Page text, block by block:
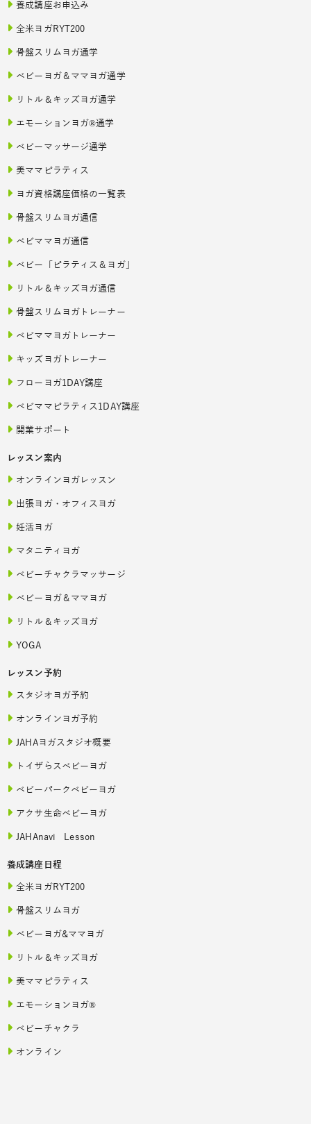
養成講座お申込み
全米ヨガRYT200
骨盤スリムヨガ通学
ベビーヨガ＆ママヨガ通学
リトル＆キッズヨガ通学
エモーションヨガ®通学
ベビーマッサージ通学
美ママピラティス
ヨガ資格講座価格の一覧表
骨盤スリムヨガ通信
ベビママヨガ通信
ベビー「ピラティス＆ヨガ」
リトル＆キッズヨガ通信
骨盤スリムヨガトレーナー
ベビママヨガトレーナー
キッズヨガトレーナー
フローヨガ1DAY講座
ベビママピラティス1DAY講座
開業サポート
レッスン案内
オンラインヨガレッスン
出張ヨガ・オフィスヨガ
妊活ヨガ
マタニティヨガ
ベビーチャクラマッサージ
ベビーヨガ＆ママヨガ
リトル＆キッズヨガ
YOGA
レッスン予約
スタジオヨガ予約
オンラインヨガ予約
JAHAヨガスタジオ概要
トイザらスベビーヨガ
ベビーパークベビーヨガ
アクサ生命ベビーヨガ
JAHAnavi Lesson
養成講座日程
全米ヨガRYT200
骨盤スリムヨガ
ベビーヨガ&ママヨガ
リトル＆キッズヨガ
美ママピラティス
エモーションヨガ®
ベビーチャクラ
オンライン